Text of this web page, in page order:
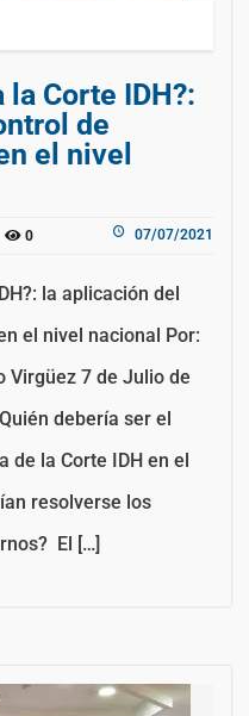
Corte IDH?:
de
el nivel
0 07/07/2021
la aplicación del
el nivel nacional Por:
Virgüez 7 de Julio de
debería ser el
de la Corte IDH en el
resolverse los
El […]